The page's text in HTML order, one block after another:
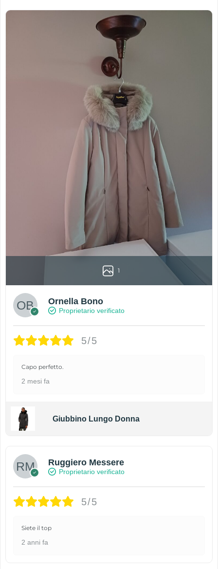
1
Ornella Bono
Proprietario verificato
5/5
Capo perfetto.
2 mesi fa
Giubbino Lungo Donna
Ruggiero Messere
Proprietario verificato
5/5
Siete il top
2 anni fa